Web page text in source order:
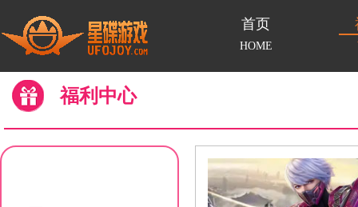
首页
HOME
福利中心